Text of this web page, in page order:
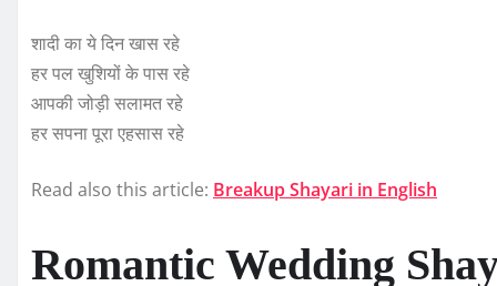
शादी का ये दिन खास रहे
हर पल खुशियों के पास रहे
आपकी जोड़ी सलामत रहे
हर सपना पूरा एहसास रहे
Read also this article: Breakup Shayari in English
Romantic Wedding